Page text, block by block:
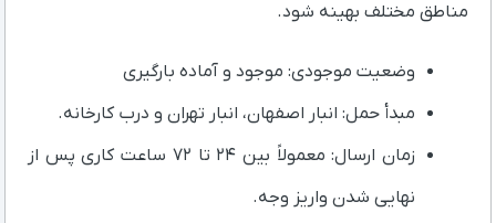
مناطق مختلف بهینه شود.
وضعیت موجودی: موجود و آماده بارگیری
مبدأ حمل: انبار اصفهان، انبار تهران و درب کارخانه.
زمان ارسال: معمولاً بین ۲۴ تا ۷۲ ساعت کاری پس از
نهایی شدن واریز وجه.